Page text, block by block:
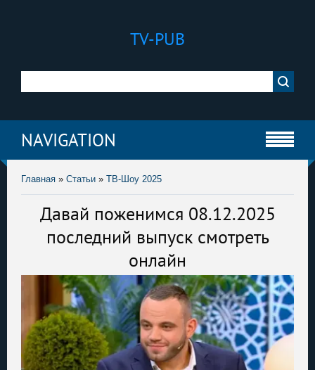
TV-PUB
NAVIGATION
Главная » Статьи » ТВ-Шоу 2025
Давай поженимся 08.12.2025
последний выпуск смотреть
онлайн